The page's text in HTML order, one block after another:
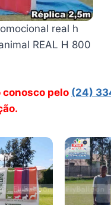
real h
REAL H 800
pelo (24)